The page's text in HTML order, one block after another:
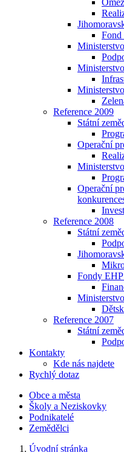
Fond
Reference 2009
Státní
Operační
Operační
Reference 2008
Státní
Fondy
Reference 2007
Státní
Kontakty
Kde nás najdete
Rychlý dotaz
Obce a města
Školy a Neziskovky
Podnikatelé
Zemědělci
Úvodní stránka